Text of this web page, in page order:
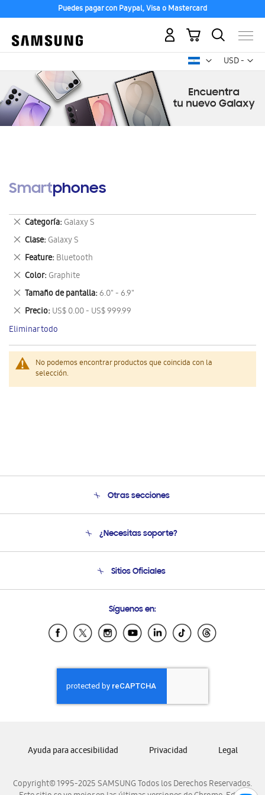
Puedes pagar con Paypal, Visa o Mastercard
USD -
dólar
Mi carrito
Smartphones
No podemos encontrar productos que coincida con la
selección.
Categoría Galaxy S
Eliminar
este
artículo
Clase Galaxy S
Eliminar
este
artículo
Feature Bluetooth
Eliminar
este
artículo
Color Graphite
Eliminar
este
artículo
Tamaño de pantalla 6.0" - 6.9"
Eliminar
este
artículo
Precio US$ 0.00 - US$ 999.99
Eliminar
este
artículo
Eliminar todo
Otras secciones
Soporte
¿Necesitas soporte?
Soporte vía eMail
Sitios Oficiales
Samsung Ecuador
Samsung El Salvador
Samsung Honduras
Samsung Nicaragua
Samsung Panamá
Samsung Venezuela
Síguenos en:
Copyright© 1995-2025 SAMSUNG Todos los Derechos Reservados.
Ayuda para accesibilidad Privacidad Legal